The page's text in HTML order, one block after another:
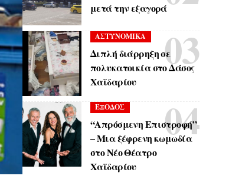
μετά την εξαγορά
ΑΣΤΥΝΟΜΙΚΑ
Διπλή διάρρηξη σε
πολυκατοικία στο Δάσος
Χαϊδαρίου
ΕΞΟΔΟΣ
“Απρόσμενη Επιστροφή”
– Μια ξέφρενη κωμωδία
στο Νέο Θέατρο
Χαϊδαρίου